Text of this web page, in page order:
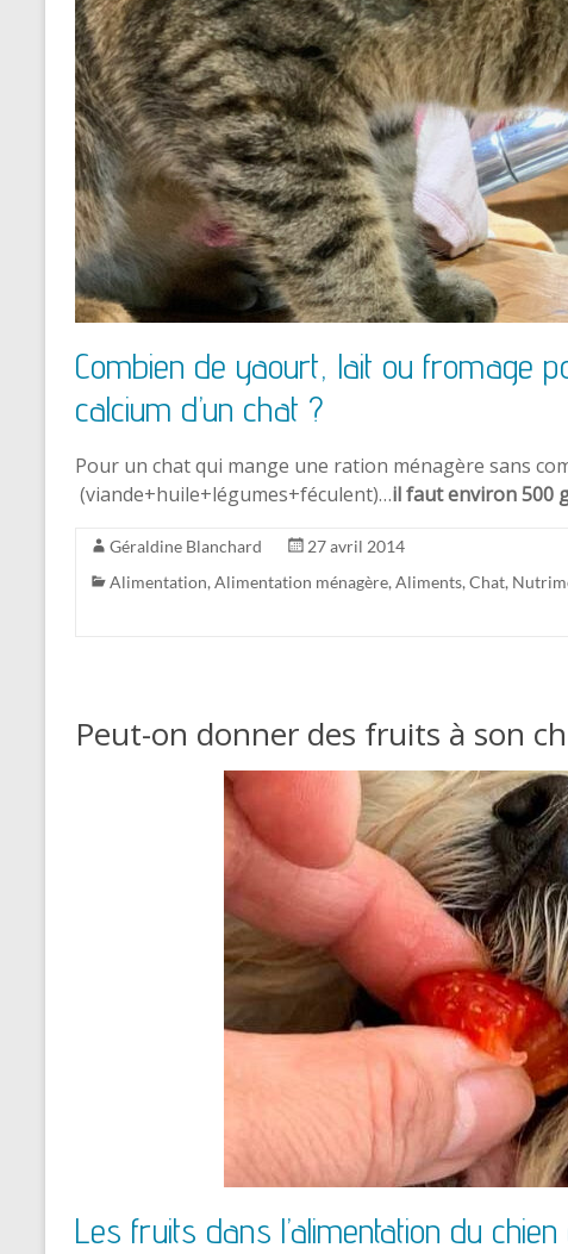
Combien de yaourt, lait ou fromage
calcium d’un chat ?
Pour un chat qui mange une ration ménagère sans
(viande+huile+légumes+féculent)…il faut environ 500
Géraldine Blanchard
27 avril 2014
Alimentation, Alimentation ménagère, Aliments, Chat,
Peut-on donner des fruits à son
Les fruits dans l’alimentation du